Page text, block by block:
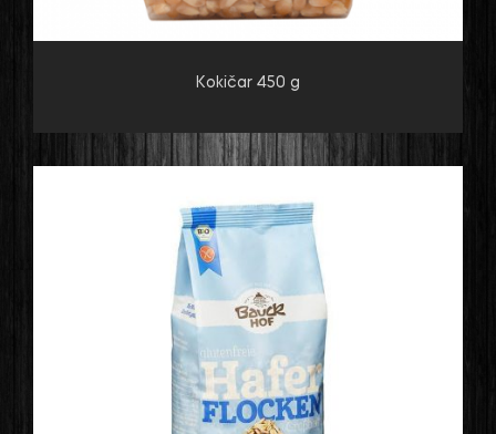
Kokičar 450 g